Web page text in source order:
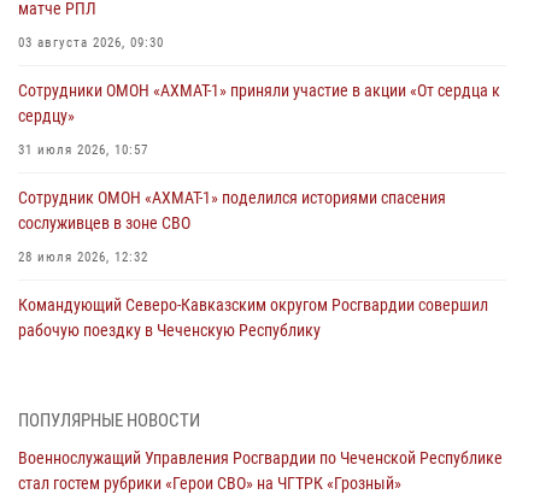
матче РПЛ
03 августа 2026, 09:30
Сотрудники ОМОН «АХМАТ-1» приняли участие в акции «От сердца к
сердцу»
31 июля 2026, 10:57
Сотрудник ОМОН «АХМАТ-1» поделился историями спасения
сослуживцев в зоне СВО
28 июля 2026, 12:32
Командующий Северо-Кавказским округом Росгвардии совершил
рабочую поездку в Чеченскую Республику
Военнослужащий Управления Росгвардии по Чеченской Республике
21 июля 2026, 09:45
ПОПУЛЯРНЫЕ НОВОСТИ
Военнослужащий Управления Росгвардии по Чеченской Республике
стал гостем рубрики «Герои СВО» на ЧГТРК «Грозный»